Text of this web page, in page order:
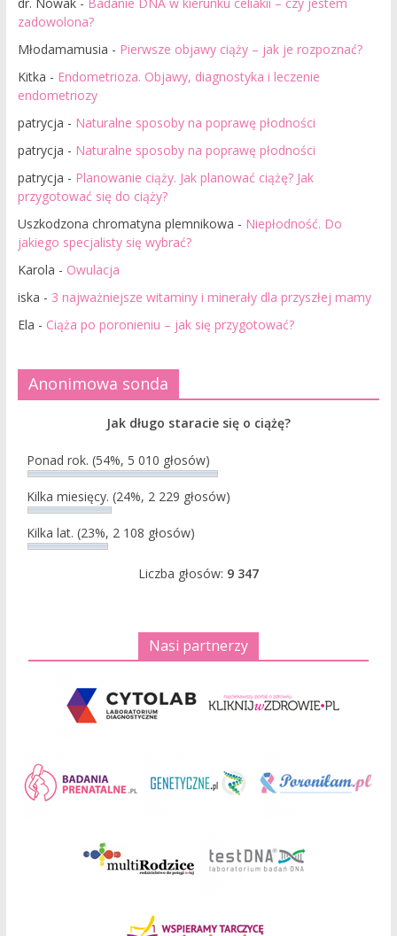
zadowolona?
Młodamamusia - Pierwsze objawy ciąży – jak je rozpoznać?
Kitka - Endometrioza. Objawy, diagnostyka i leczenie
endometriozy
patrycja - Naturalne sposoby na poprawę płodności
patrycja - Naturalne sposoby na poprawę płodności
patrycja - Planowanie ciąży. Jak planować ciążę? Jak
przygotować się do ciąży?
Uszkodzona chromatyna plemnikowa - Niepłodność. Do
jakiego specjalisty się wybrać?
Karola - Owulacja
iska - 3 najważniejsze witaminy i minerały dla przyszłej mamy
Ela - Ciąża po poronieniu – jak się przygotować?
Anonimowa sonda
Jak długo staracie się o ciążę?
Ponad rok. (54%, 5 010 głosów)
Kilka miesięcy. (24%, 2 229 głosów)
Kilka lat. (23%, 2 108 głosów)
Liczba głosów: 9 347
Nasi partnerzy